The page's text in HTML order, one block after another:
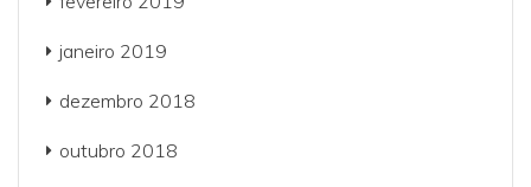
janeiro 2019
dezembro 2018
outubro 2018